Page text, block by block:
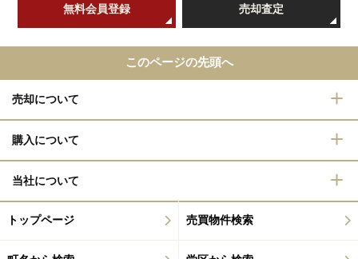
無料会員登録 売却査定
このページの先頭へ
売却について
購入について
当社について
トップページ 売買物件検索